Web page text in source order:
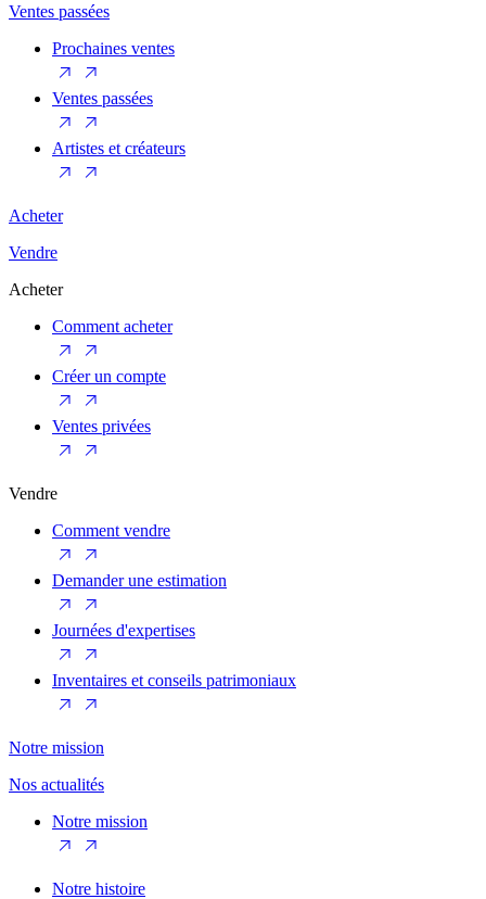
Ventes passées
Prochaines ventes
Ventes passées
Artistes et créateurs
Acheter
Vendre
Acheter
Comment acheter
Créer un compte
Ventes privées
Vendre
Comment vendre
Demander une estimation
Journées d'expertises
Inventaires et conseils patrimoniaux
Notre mission
Nos actualités
Notre mission
Notre histoire